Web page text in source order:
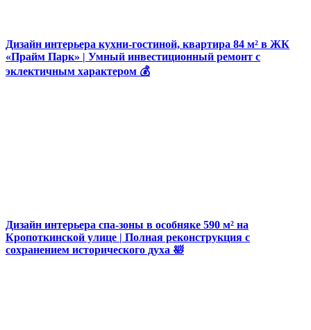
Дизайн интерьера кухни-гостиной, квартира 84 м² в ЖК
«Прайм Парк» | Умный инвестиционный ремонт с
эклектичным характером 💰
Дизайн интерьера спа-зоны в особняке 590 м² на
Кропоткинской улице | Полная реконструкция с
сохранением исторического духа 🛀